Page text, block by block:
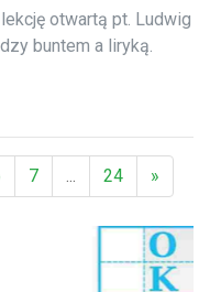
otwartą pt. Ludwig
buntem a liryką.
7 24 »